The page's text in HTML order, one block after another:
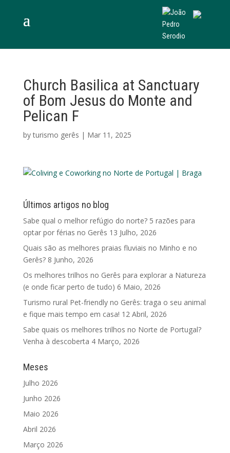
Church Basilica at Sanctuary
of Bom Jesus do Monte and
Pelican F
byturismo gerês | Mar 11, 2025
Últimos artigos no blog
Sabe qual o melhor refúgio do norte? 5 razões para
optar por férias no Gerês 13 Julho, 2026
Quais são as melhores praias fluviais no Minho e no
Gerês? 8 Junho, 2026
Os melhores trilhos no Gerês para explorar a Natureza
(e onde ficar perto de tudo) 6 Maio, 2026
Turismo rural Pet-friendly no Gerês: traga o seu animal
e fique mais tempo em casa! 12 Abril, 2026
Sabe quais os melhores trilhos no Norte de Portugal?
Venha à descoberta 4 Março, 2026
Meses
Julho 2026
Junho 2026
Maio 2026
Abril 2026
Março 2026